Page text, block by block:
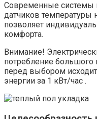
Современные системы
датчиков температуры
позволяет
комфорта.
Внимание!
потребление большого
перед выбором
энергии за 1 кВт/час .